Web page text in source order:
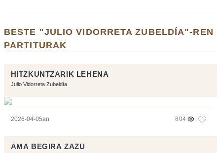
BESTE "JULIO VIDORRETA ZUBELDÍA"-REN
PARTITURAK
HITZKUNTZARIK LEHENA
Julio Vidorreta Zubeldía
2026-04-05an 804
AMA BEGIRA ZAZU